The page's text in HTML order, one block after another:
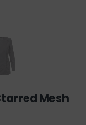
Mesh